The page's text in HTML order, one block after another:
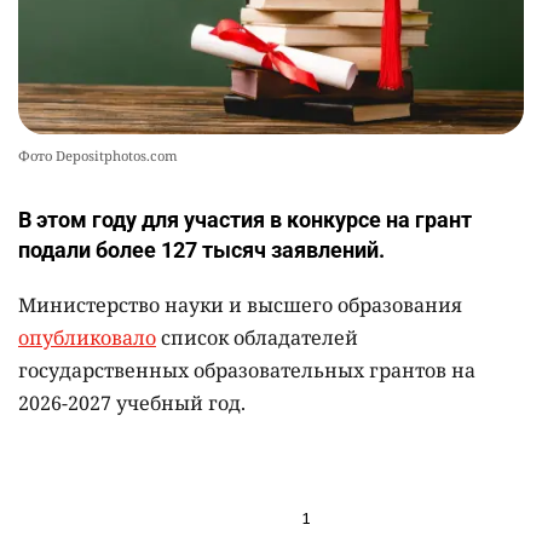
Фото Depositphotos.com
В этом году для участия в конкурсе на грант
подали более 127 тысяч заявлений.
Министерство науки и высшего образования
опубликовалосписок обладателей
государственных образовательных грантов на
2026-2027 учебный год.